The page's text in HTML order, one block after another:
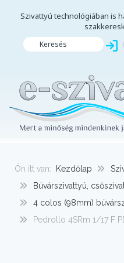
Szivattyú technológiában is
Keresés
Ön itt van: Kezdőlap
Búvárszivattyú,
4 colos (98mm)
Pedrollo 4SRm 1/17 F